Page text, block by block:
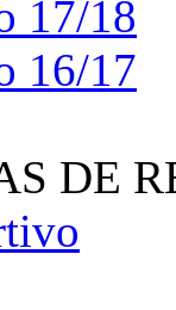
17/18
16/17
DE